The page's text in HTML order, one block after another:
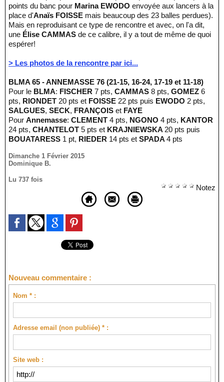
points du banc pour Marina EWODO envoyée aux lancers à la
place d'Anaïs FOISSE mais beaucoup des 23 balles perdues).
Mais en reproduisant ce type de rencontre et avec, on l'a dit,
une Élise CAMMAS de ce calibre, il y a tout de même de quoi
espérer!
> Les photos de la rencontre par ici...
BLMA 65 - ANNEMASSE 76 (21-15, 16-24, 17-19 et 11-18)
Pour le BLMA: FISCHER 7 pts, CAMMAS 8 pts, GOMEZ 6
pts, RIONDET 20 pts et FOISSE 22 pts puis EWODO 2 pts,
SALGUES, SECK, FRANÇOIS et FAYE
Pour Annemasse: CLEMENT 4 pts, NGONO 4 pts, KANTOR
24 pts, CHANTELOT 5 pts et KRAJNIEWSKA 20 pts puis
BOUATARESS 1 pt, RIEDER 14 pts et SPADA 4 pts
Dimanche 1 Février 2015
Dominique B.
Lu 737 fois
Notez
Nouveau commentaire :
Nom * :
Adresse email (non publiée) * :
Site web :